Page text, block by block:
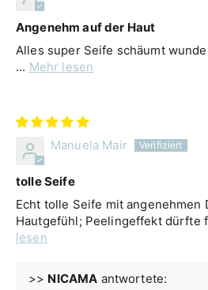
Angenehm auf der Haut
Alles super Seife schäumt
... Mehr lesen
Manuela Mair
tolle Seife
Echt tolle Seife mit angenehmen
Hautgefühl; Peelingeffekt dürfte
lesen
>> NICAMA antwortete: